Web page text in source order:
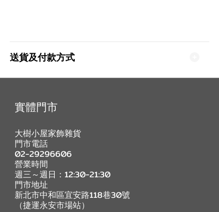
送貨及付款方式
實體門市
大樹小屋家飾雜貨
門市電話
02-29296606
營業時間
週三～週日：12:30-21:30
門市地址
新北市中和區宜安路118巷30號
（捷運永安市場站）